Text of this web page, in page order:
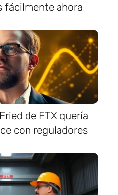
fácilmente ahora
de FTX quería
con reguladores